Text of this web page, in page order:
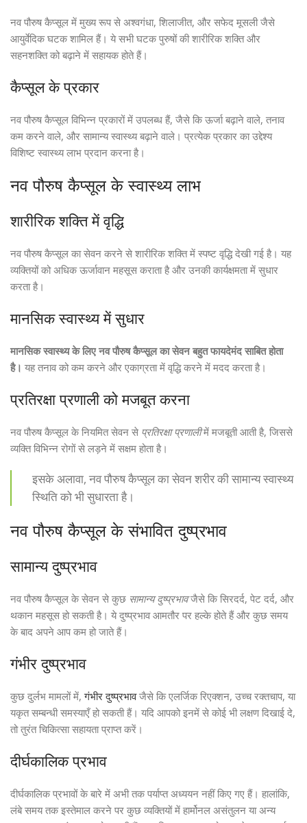
नव पौरुष कैप्सूल में मुख्य रूप से अश्वगंधा, शिलाजीत, और सफेद मूसली जैसे
आयुर्वेदिक घटक शामिल हैं। ये सभी घटक पुरुषों की शारीरिक शक्ति और
सहनशक्ति को बढ़ाने में सहायक होते हैं।
कैप्सूल के प्रकार
नव पौरुष कैप्सूल विभिन्न प्रकारों में उपलब्ध हैं, जैसे कि ऊर्जा बढ़ाने वाले, तनाव
कम करने वाले, और सामान्य स्वास्थ्य बढ़ाने वाले। प्रत्येक प्रकार का उद्देश्य
विशिष्ट स्वास्थ्य लाभ प्रदान करना है।
नव पौरुष कैप्सूल के स्वास्थ्य लाभ
शारीरिक शक्ति में वृद्धि
नव पौरुष कैप्सूल का सेवन करने से शारीरिक शक्ति में स्पष्ट वृद्धि देखी गई है। यह
व्यक्तियों को अधिक ऊर्जावान महसूस कराता है और उनकी कार्यक्षमता में सुधार
करता है।
मानसिक स्वास्थ्य में सुधार
मानसिक स्वास्थ्य के लिए नव पौरुष कैप्सूल का सेवन बहुत फायदेमंद साबित होता
है। यह तनाव को कम करने और एकाग्रता में वृद्धि करने में मदद करता है।
प्रतिरक्षा प्रणाली को मजबूत करना
नव पौरुष कैप्सूल के नियमित सेवन से प्रतिरक्षा प्रणालीमें मजबूती आती है, जिससे
व्यक्ति विभिन्न रोगों से लड़ने में सक्षम होता है।
इसके अलावा, नव पौरुष कैप्सूल का सेवन शरीर की सामान्य स्वास्थ्य
स्थिति को भी सुधारता है।
नव पौरुष कैप्सूल के संभावित दुष्प्रभाव
सामान्य दुष्प्रभाव
नव पौरुष कैप्सूल के सेवन से कुछ सामान्य दुष्प्रभावजैसे कि सिरदर्द, पेट दर्द, और
थकान महसूस हो सकती है। ये दुष्प्रभाव आमतौर पर हल्के होते हैं और कुछ समय
के बाद अपने आप कम हो जाते हैं।
गंभीर दुष्प्रभाव
कुछ दुर्लभ मामलों में,गंभीर दुष्प्रभावजैसे कि एलर्जिक रिएक्शन, उच्च रक्तचाप, या
यकृत सम्बन्धी समस्याएँ हो सकती हैं। यदि आपको इनमें से कोई भी लक्षण दिखाई दे,
तो तुरंत चिकित्सा सहायता प्राप्त करें।
दीर्घकालिक प्रभाव
दीर्घकालिक प्रभावों के बारे में अभी तक पर्याप्त अध्ययन नहीं किए गए हैं। हालांकि,
लंबे समय तक इस्तेमाल करने पर कुछ व्यक्तियों में हार्मोनल असंतुलन या अन्य